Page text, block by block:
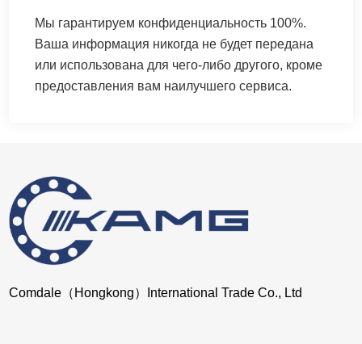
Мы гарантируем конфиденциальность 100%.
Ваша информация никогда не будет передана
или использована для чего-либо другого, кроме
предоставления вам наилучшего сервиса.
Comdale（Hongkong）International Trade Co., Ltd